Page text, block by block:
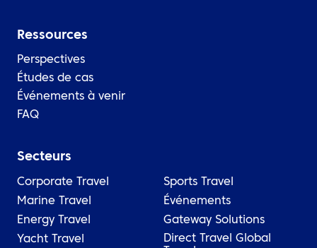
Ressources
Perspectives
Études de cas
Événements à venir
FAQ
Secteurs
Corporate Travel
Marine Travel
Energy Travel
Yacht Travel
Sports Travel
Événements
Gateway Solutions
Direct Travel Global